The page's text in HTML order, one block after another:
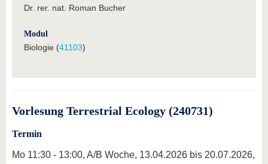
Dr. rer. nat. Roman Bucher
Modul
Biologie (41103)
Vorlesung Terrestrial Ecology (240731)
Termin
Mo 11:30 - 13:00, A/B Woche, 13.04.2026 bis 20.07.2026,